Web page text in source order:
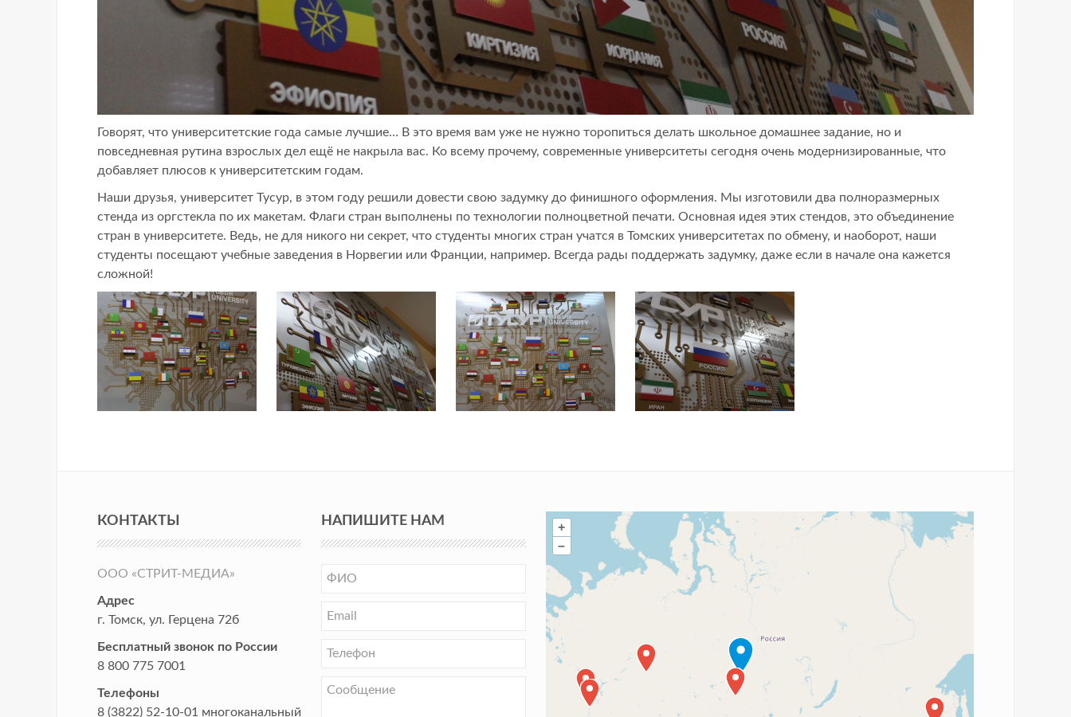
Говорят, что университетские года самые лучшие… В это время вам уже не нужно торопиться делать школьное домашнее задание, но и
повседневная рутина взрослых дел ещё не накрыла вас. Ко всему прочему, современные университеты сегодня очень модернизированные, что
добавляет плюсов к университетским годам.
Наши друзья, университет Тусур, в этом году решили довести свою задумку до финишного оформления. Мы изготовили два полноразмерных
стенда из оргстекла по их макетам. Флаги стран выполнены по технологии полноцветной печати. Основная идея этих стендов, это объединение
стран в университете. Ведь, не для никого ни секрет, что студенты многих стран учатся в Томских университетах по обмену, и наоборот, наши
студенты посещают учебные заведения в Норвегии или Франции, например. Всегда рады поддержать задумку, даже если в начале она кажется
сложной!
КОНТАКТЫ
ООО «СТРИТ-МЕДИА»
Адрес
г. Томск, ул. Герцена 72б
Бесплатный звонок по России
8 800 775 7001
Телефоны
8 (3822) 52-10-01 многоканальный
НАПИШИТЕ НАМ
+
–